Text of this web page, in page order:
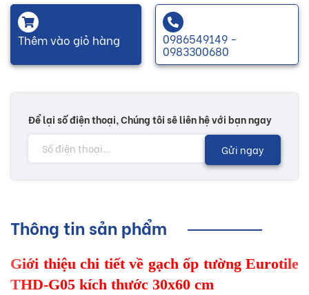
Thêm vào giỏ hàng 0986549149 -
0983300680
Để lại số điện thoại, Chúng tôi sẽ liên hệ với bạn ngay
Gửi ngay
Thông tin sản phẩm
Giới thiệu chi tiết về gạch ốp tường Eurotile
THD-G05 kích thước 30x60 cm